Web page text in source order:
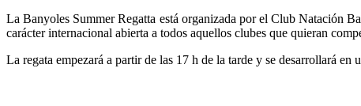
La Banyoles Summer Regatta está organizada por el Club Natación
carácter internacional abierta a todos aquellos clubes que quieran
La regata empezará a partir de las 17 h de la tarde y se desarrollará